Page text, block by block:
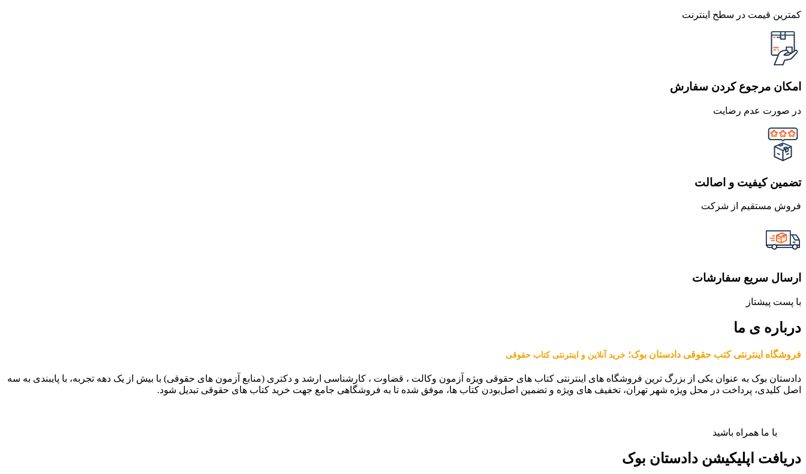
کمترین قیمت در سطح اینترنت
امکان مرجوع کردن سفارش
در صورت عدم رضایت
تضمین کیفیت و اصالت
فروش مستقیم از شرکت
ارسال سریع سفارشات
با پست پیشتاز
درباره ی ما
فروشگاه اینترنتی کتب حقوقی دادستان بوک؛ خرید آنلاین و اینترنتی کتاب حقوقی
دادستان بوک به عنوان یکی از بزرگ ترین فروشگاه های اینترنتی کتاب های حقوقی ویژه آزمون وکالت ، قضاوت ، کارشناسی ارشد و دکتری (منابع آزمون های حقوقی) با بیش از یک دهه تجربه، با پایبندی به سه
اصل کلیدی، پرداخت در محل ویژه شهر تهران، تخفیف های ویژه و تضمین اصل‌بودن کتاب ها، موفق شده تا به فروشگاهی جامع جهت خرید کتاب های حقوقی تبدیل شود.
با ما همراه باشید
دریافت اپلیکیشن دادستان بوک